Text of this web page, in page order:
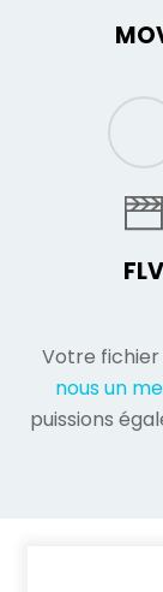
FLV
Votre fichier
nous un
puissions